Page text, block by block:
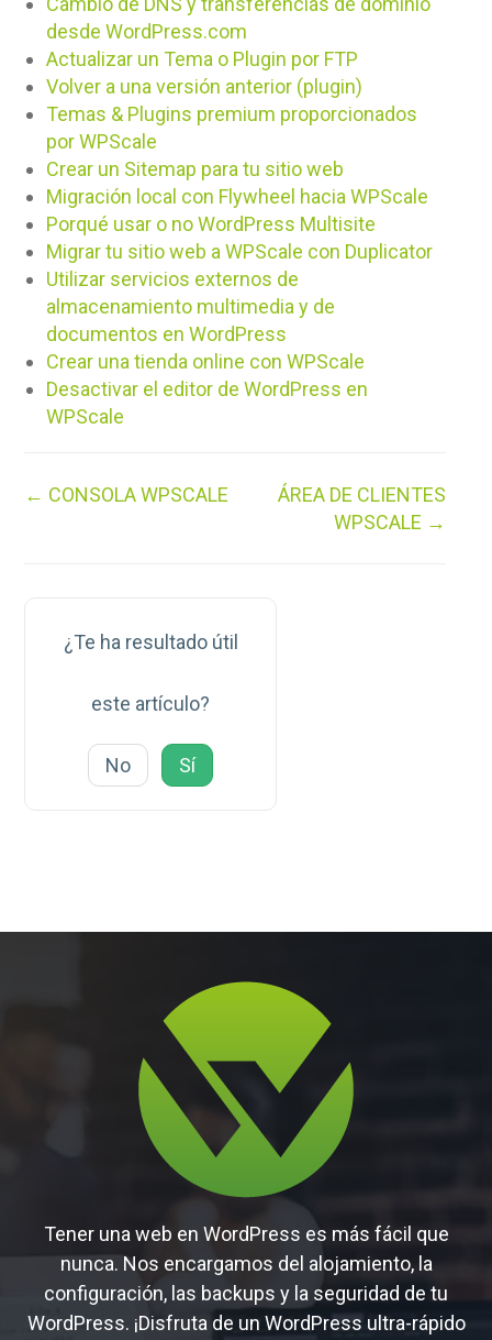
desde WordPress.com
Actualizar un Tema o Plugin por FTP
Volver a una versión anterior (plugin)
Temas & Plugins premium proporcionados
por WPScale
Crear un Sitemap para tu sitio web
Migración local con Flywheel hacia WPScale
Porqué usar o no WordPress Multisite
Migrar tu sitio web a WPScale con Duplicator
Utilizar servicios externos de
almacenamiento multimedia y de
documentos en WordPress
Crear una tienda online con WPScale
Desactivar el editor de WordPress en
WPScale
Navegación
← CONSOLA WPSCALE
ÁREA DE CLIENTES
WPSCALE →
¿Te ha resultado útil
este artículo?
No Sí
Tener una web en WordPress es más fácil que
nunca. Nos encargamos del alojamiento, la
configuración, las backups y la seguridad de tu
WordPress. ¡Disfruta de un WordPress ultra-rápido